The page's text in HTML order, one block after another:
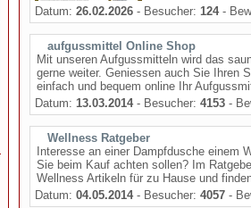
Datum: 26.02.2026 - Besucher: 124-
aufgussmittel Online Shop
Mit unseren Aufgussmitteln wird das
gerne weiter. Geniessen auch Sie Ihren
einfach und bequem online Ihr
Datum: 13.03.2014- Besucher: 4153 -
Wellness Ratgeber
Interesse an einer Dampfdusche einem
Sie beim Kauf achten sollen? Im
Wellness Artikeln für zu Hause und
Datum: 04.05.2014- Besucher: 4057 -